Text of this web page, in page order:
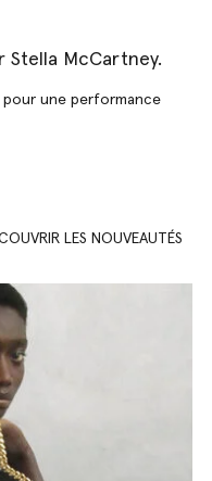
Stella McCartney.
une performance
LES NOUVEAUTÉS